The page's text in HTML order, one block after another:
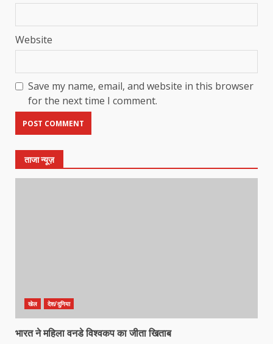
Website
Save my name, email, and website in this browser
for the next time I comment.
ताजा न्यूज़
खेल देश/दुनिया
भारत ने महिला वनडे विश्वकप का जीता खिताब